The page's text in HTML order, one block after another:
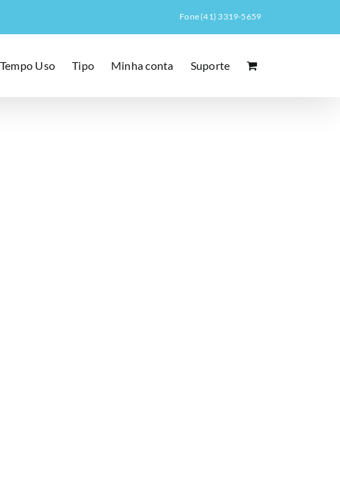
Fone (41) 3319-5659
Tempo Uso Tipo Minha conta Suporte